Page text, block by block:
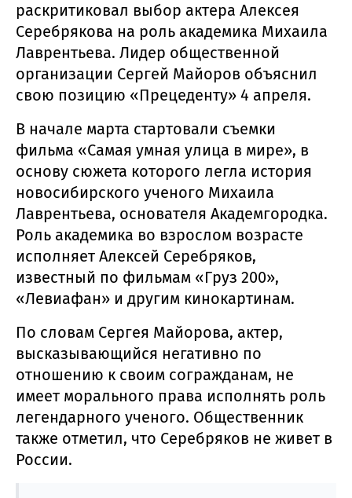
раскритиковал выбор актера Алексея
Серебрякова на роль академика Михаила
Лаврентьева. Лидер общественной
организации Сергей Майоров объяснил
свою позицию «Прецеденту» 4 апреля.
В начале марта стартовали съемки
фильма «Самая умная улица в мире», в
основу сюжета которого легла история
новосибирского ученого Михаила
Лаврентьева, основателя Академгородка.
Роль академика во взрослом возрасте
исполняет Алексей Серебряков,
известный по фильмам «Груз 200»,
«Левиафан» и другим кинокартинам.
По словам Сергея Майорова, актер,
высказывающийся негативно по
отношению к своим согражданам, не
имеет морального права исполнять роль
легендарного ученого. Общественник
также отметил, что Серебряков не живет в
России.